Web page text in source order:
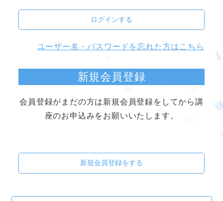
ログインする
ユーザー名・パスワードを忘れた方はこちら
新規会員登録
会員登録がまだの方は新規会員登録をしてから講
座のお申込みをお願いいたします。
新規会員登録をする